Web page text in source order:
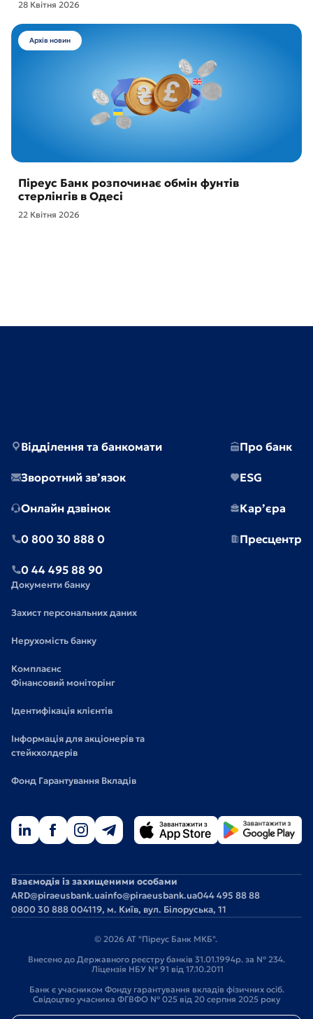
28 Квітня 2026
Архів новин
Піреус Банк розпочинає обмін фунтів
стерлінгів в Одесі
22 Квітня 2026
Відділення та банкомати
Зворотний зв’язок
Онлайн дзвінок
0 800 30 888 0
0 44 495 88 90
Про банк
ESG
Кар’єра
Пресцентр
Документи банку
Захист персональних даних
Нерухомість банку
Комплаєнс
Фінансовий моніторінг
Ідентифікація клієнтів
Інформація для акціонерів та
стейкхолдерів
Фонд Гарантування Вкладів
Взаємодія із захищеними особами
ARD@piraeusbank.uainfo@piraeusbank.ua044 495 88 88
0800 30 888 004119, м. Київ, вул. Білоруська, 11
© 2026 АТ "Піреус Банк МКБ".
Внесено до Державного реєстру банків 31.01.1994р. за № 234.
Ліцензія НБУ № 91 від 17.10.2011
Банк є учасником Фонду гарантування вкладів фізичних осіб.
Свідоцтво учасника ФГВФО № 025 від 20 серпня 2025 року